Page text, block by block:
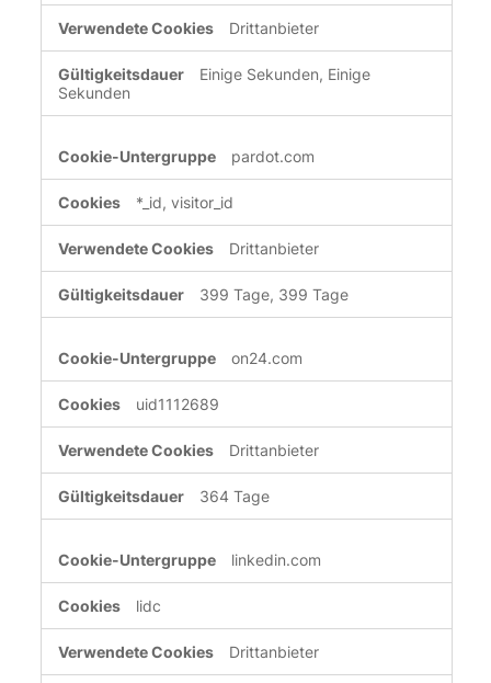
Drittanbieter
Einige Sekunden, Einige
Sekunden
pardot.com
*_id, visitor_id
Drittanbieter
399 Tage, 399 Tage
on24.com
uid1112689
Drittanbieter
364 Tage
linkedin.com
lidc
Drittanbieter